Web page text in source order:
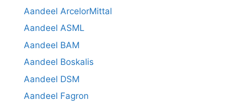
Aandeel ArcelorMittal
Aandeel ASML
Aandeel BAM
Aandeel Boskalis
Aandeel DSM
Aandeel Fagron